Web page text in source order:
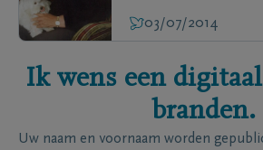
03/07/2014
Ik wens een
branden.
Uw naam en voornaam worden